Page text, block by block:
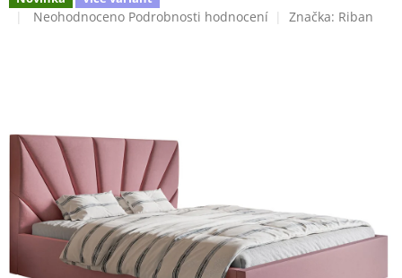
Průměrné
hvězdiček.
Neohodnoceno Podrobnosti hodnocení Značka: Riban